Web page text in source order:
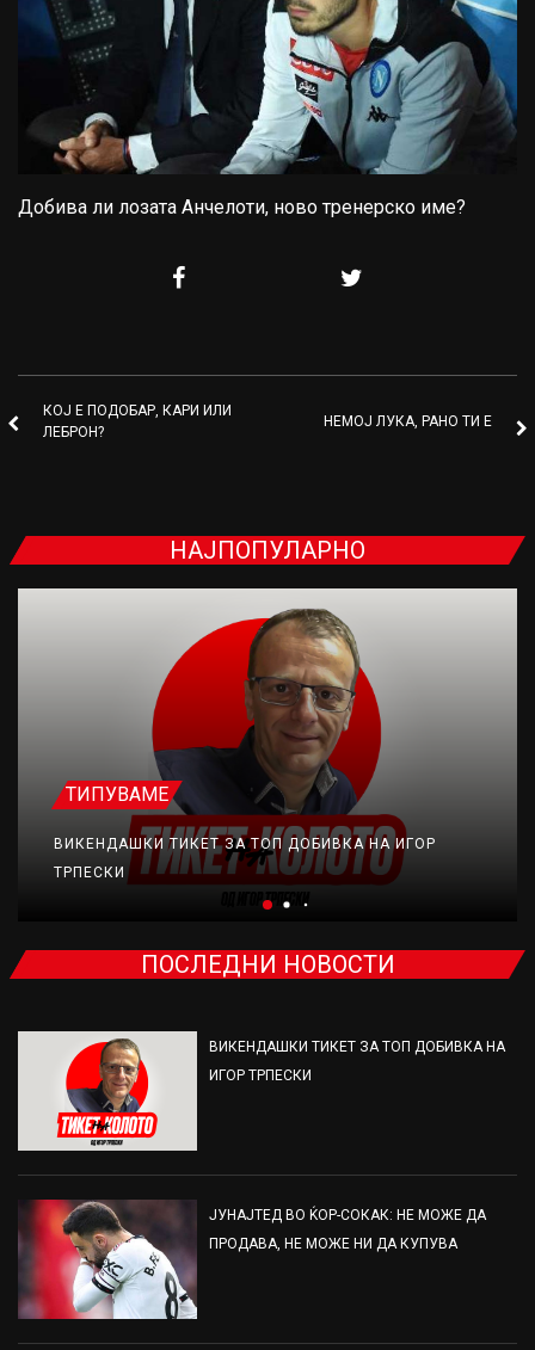
Добива ли лозата Анчелоти, ново тренерско име?
КОЈ Е ПОДОБАР, КАРИ ИЛИ
ЛЕБРОН?
НЕМОЈ ЛУКА, РАНО ТИ Е
НАЈПОПУЛАРНО
ТИПУВАМЕ
ВИКЕНДАШКИ ТИКЕТ ЗА ТОП ДОБИВКА НА ИГОР
ТРПЕСКИ
ПОСЛЕДНИ НОВОСТИ
ВИКЕНДАШКИ ТИКЕТ ЗА ТОП ДОБИВКА НА
ИГОР ТРПЕСКИ
ЈУНАЈТЕД ВО ЌОР-СОКАК: НЕ МОЖЕ ДА
ПРОДАВА, НЕ МОЖЕ НИ ДА КУПУВА